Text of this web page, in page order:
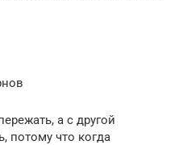
а с другой
потому что когда